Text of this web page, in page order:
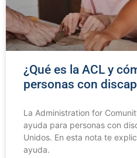
¿Qué es la ACL y
personas con
La Administration for
ayuda para personas con
Unidos. En esta nota te
ayuda.